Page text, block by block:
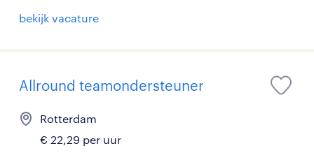
bekijk vacature
Allround teamondersteuner
Rotterdam
€ 22,29 per uur